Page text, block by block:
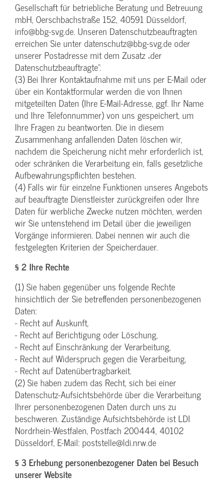
Gesellschaft für betriebliche Beratung und Betreuung
mbH, Oerschbachstraße 152, 40591 Düsseldorf,
info@bbg-svg.de. Unseren Datenschutzbeauftragten
erreichen Sie unter datenschutz@bbg-svg.de oder
unserer Postadresse mit dem Zusatz „der
Datenschutzbeauftragte“.
(3) Bei Ihrer Kontaktaufnahme mit uns per E-Mail oder
über ein Kontaktformular werden die von Ihnen
mitgeteilten Daten (Ihre E-Mail-Adresse, ggf. Ihr Name
und Ihre Telefonnummer) von uns gespeichert, um
Ihre Fragen zu beantworten. Die in diesem
Zusammenhang anfallenden Daten löschen wir,
nachdem die Speicherung nicht mehr erforderlich ist,
oder schränken die Verarbeitung ein, falls gesetzliche
Aufbewahrungspflichten bestehen.
(4) Falls wir für einzelne Funktionen unseres Angebots
auf beauftragte Dienstleister zurückgreifen oder Ihre
Daten für werbliche Zwecke nutzen möchten, werden
wir Sie untenstehend im Detail über die jeweiligen
Vorgänge informieren. Dabei nennen wir auch die
festgelegten Kriterien der Speicherdauer.
§ 2 Ihre Rechte
(1) Sie haben gegenüber uns folgende Rechte
hinsichtlich der Sie betreffenden personenbezogenen
Daten:
- Recht auf Auskunft,
- Recht auf Berichtigung oder Löschung,
- Recht auf Einschränkung der Verarbeitung,
- Recht auf Widerspruch gegen die Verarbeitung,
- Recht auf Datenübertragbarkeit.
(2) Sie haben zudem das Recht, sich bei einer
Datenschutz-Aufsichtsbehörde über die Verarbeitung
Ihrer personenbezogenen Daten durch uns zu
beschweren. Zuständige Aufsichtsbehörde ist LDI
Nordrhein-Westfalen, Postfach 200444, 40102
Düsseldorf, E-Mail: poststelle@ldi.nrw.de
§ 3 Erhebung personenbezogener Daten bei Besuch
unserer Website